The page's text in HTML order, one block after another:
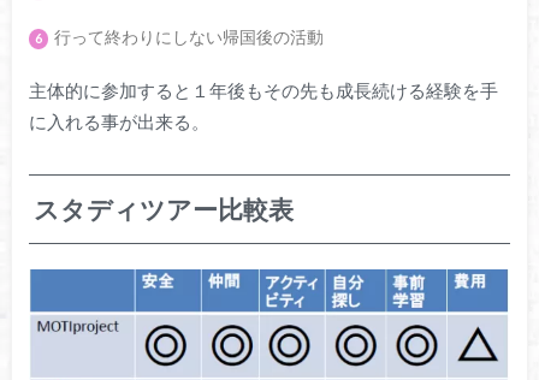
行って終わりにしない帰国後の活動
主体的に参加すると１年後もその先も成長続ける経験を手
に入れる事が出来る。
スタディツアー比較表